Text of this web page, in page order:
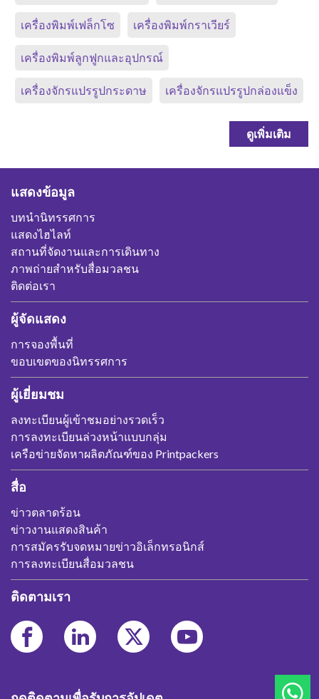
เครื่องพิมพ์เฟล็กโซ เครื่องพิมพ์กราเวียร์
เครื่องพิมพ์ลูกฟูกและอุปกรณ์
เครื่องจักรแปรรูปกระดาษ เครื่องจักรแปรรูปกล่องแข็ง
ดูเพิ่มเติม
แสดงข้อมูล
บทนำนิทรรศการ
แสดงไฮไลท์
สถานที่จัดงานและการเดินทาง
ภาพถ่ายสำหรับสื่อมวลชน
ติดต่อเรา
ผู้จัดแสดง
การจองพื้นที่
ขอบเขตของนิทรรศการ
ผู้เยี่ยมชม
ลงทะเบียนผู้เข้าชมอย่างรวดเร็ว
การลงทะเบียนล่วงหน้าแบบกลุ่ม
เครือข่ายจัดหาผลิตภัณฑ์ของ Printpackers
สื่อ
ข่าวตลาดร้อน
ข่าวงานแสดงสินค้า
การสมัครรับจดหมายข่าวอิเล็กทรอนิกส์
การลงทะเบียนสื่อมวลชน
ติดตามเรา